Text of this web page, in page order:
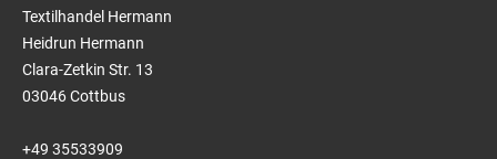
Textilhandel Hermann
Heidrun Hermann
Clara-Zetkin Str. 13
03046 Cottbus
+49 35533909